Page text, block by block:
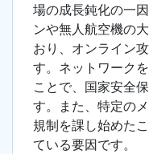
場の成長鈍化の一
ンや無人航空機の
おり、オンライン
す。ネットワーク
ことで、国家安全
す。また、特定の
規制を課し始めた
ている要因です。